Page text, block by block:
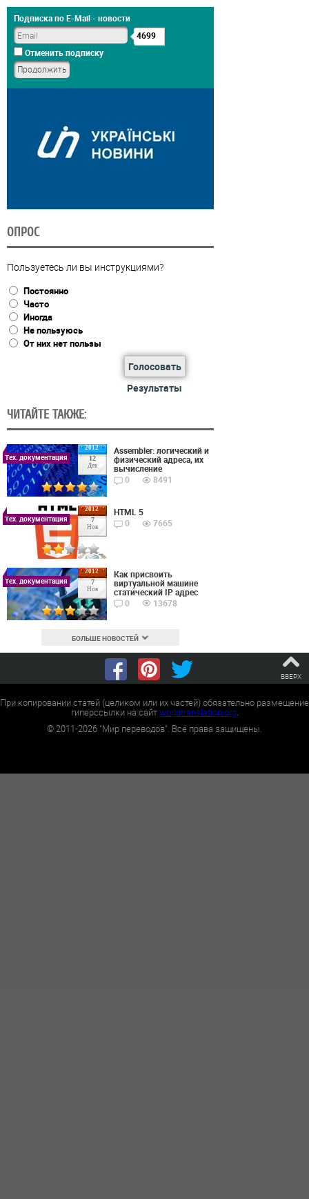
Подписка по E-Mail - новости
4699
Отменить подписку
ОПРОС
Пользуетесь ли вы инструкциями?
Постоянно
Часто
Иногда
Не пользуюсь
От них нет пользы
Голосовать
Результаты
ЧИТАЙТЕ ТАКЖЕ:
2012
12
Дек
Тех. документация
Assembler: логический и
физический адреса, их
вычисление
0
8491
2012
7
Ноя
Тех. документация
HTML 5
0
7665
2012
7
Ноя
Тех. документация
Как присвоить
виртуальной машине
статический IP адрес
0
13678
БОЛЬШЕ НОВОСТЕЙ
ВВЕРХ
При копировании статей (целиком или их частей) обязательно размещение
гиперссылки на сайтworldtranslation.org.
©2011-2026 "Мир переводов". Все права защищены.